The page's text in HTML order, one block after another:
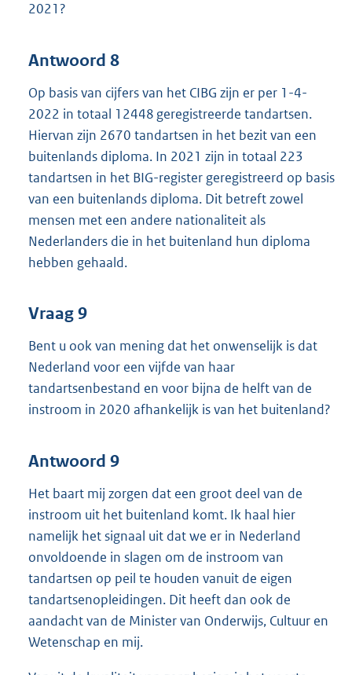
2021?
Antwoord 8
Op basis van cijfers van het CIBG zijn er per 1-4-
2022 in totaal 12448 geregistreerde tandartsen.
Hiervan zijn 2670 tandartsen in het bezit van een
buitenlands diploma. In 2021 zijn in totaal 223
tandartsen in het BIG-register geregistreerd op basis
van een buitenlands diploma. Dit betreft zowel
mensen met een andere nationaliteit als
Nederlanders die in het buitenland hun diploma
hebben gehaald.
Vraag 9
Bent u ook van mening dat het onwenselijk is dat
Nederland voor een vijfde van haar
tandartsenbestand en voor bijna de helft van de
instroom in 2020 afhankelijk is van het buitenland?
Antwoord 9
Het baart mij zorgen dat een groot deel van de
instroom uit het buitenland komt. Ik haal hier
namelijk het signaal uit dat we er in Nederland
onvoldoende in slagen om de instroom van
tandartsen op peil te houden vanuit de eigen
tandartsenopleidingen. Dit heeft dan ook de
aandacht van de Minister van Onderwijs, Cultuur en
Wetenschap en mij.